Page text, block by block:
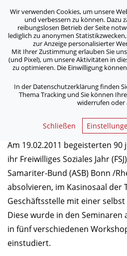
ASB Bonn/Rhein-Sieg/
bewegt Menschen
Home / Archiv / Freiwilliges
Freiwilliges
2011
Am 19.02.2011 begeisterten 90
ihr Freiwilliges Soziales Jahr
Samariter-Bund (ASB) Bonn /
absolvieren, im Kasinosaal der
Geschäftsstelle mit einer
Diese wurde in den Seminaren
in fünf verschiedenen
einstudiert.
Wir verwenden Cookies, um unsere
und verbessern zu können. Dazu
reibungslosen Betrieb der Seite
lediglich zu anonymen
zur Anzeige personalisierter
Mit Ihrer Zustimmung erlauben Sie
(und Pixel), um unsere Aktivitäten in
zu optimieren. Die Einwilligung
In der Datenschutzerklärung finden
Thema Tracking und Sie können
widerrufen oder
Schließen